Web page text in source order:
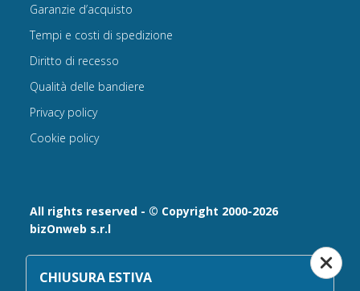
All rights reserved - © Copyright 2000-2026
bizOnweb s.r.l
Via Fratelli Bandiera 18, 25122 - Brescia, Italia
P.IVA 02232630984 - Iscrizione presso la Camera di
Garanzie d’acquisto
Tempi e costi di spedizione
Diritto di recesso
Qualità delle bandiere
Privacy policy
Cookie policy
CHIUSURA ESTIVA